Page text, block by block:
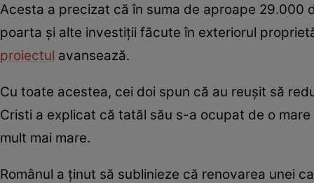
Acesta a precizat că în suma de aproape 29.000
poarta și alte investiții făcute în exteriorul
proiectul avansează.
Cu toate acestea, cei doi spun că au reușit să
Cristi a explicat că tatăl său s-a ocupat de o
mult mai mare.
Românul a ținut să sublinieze că renovarea unei